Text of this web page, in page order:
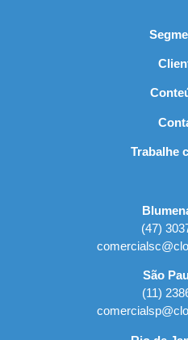
Trabalhe
(47)
São
(11)